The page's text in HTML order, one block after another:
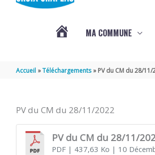
MA COMMUNE
Accueil Téléchargements PV du CM du 28/11/
PV du CM du 28/11/2022
PV du CM du 28/11/
PDF| 437,63 Ko | 10